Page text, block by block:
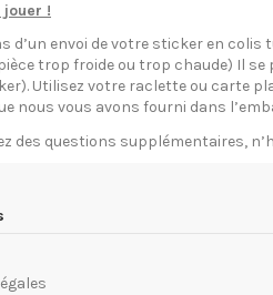
jouer !
d’un envoi de votre sticker en
trop froide ou trop chaude) Il
Utilisez votre raclette ou carte
nous vous avons fourni dans
des questions supplémentaires,